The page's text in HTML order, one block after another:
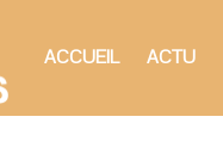
ACCUEIL ACTU